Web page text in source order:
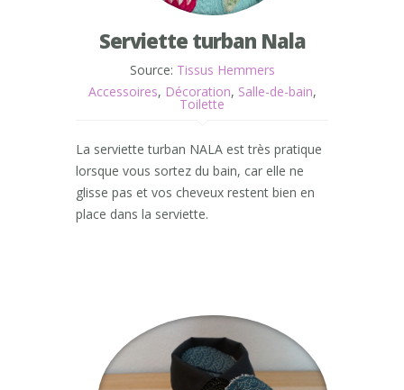
Serviette turban Nala
Source: Tissus Hemmers
Accessoires, Décoration, Salle-de-bain,
Toilette
La serviette turban NALA est très pratique
lorsque vous sortez du bain, car elle ne
glisse pas et vos cheveux restent bien en
place dans la serviette.